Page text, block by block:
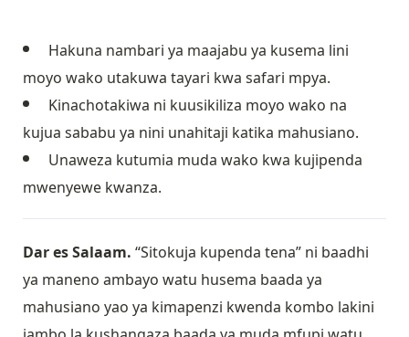
Hakuna nambari ya maajabu ya kusema lini
moyo wako utakuwa tayari kwa safari mpya.
Kinachotakiwa ni kuusikiliza moyo wako na
kujua sababu ya nini unahitaji katika mahusiano.
Unaweza kutumia muda wako kwa kujipenda
mwenyewe kwanza.
Dar es Salaam. “Sitokuja kupenda tena” ni baadhi
ya maneno ambayo watu husema baada ya
mahusiano yao ya kimapenzi kwenda kombo lakini